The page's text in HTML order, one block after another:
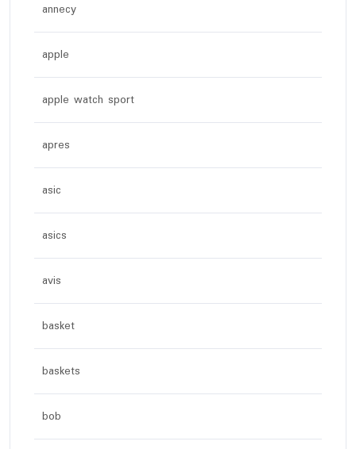
annecy
apple
apple watch sport
apres
asic
asics
avis
basket
baskets
bob